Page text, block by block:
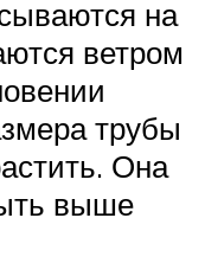
на
ветром
трубы
Она
выше